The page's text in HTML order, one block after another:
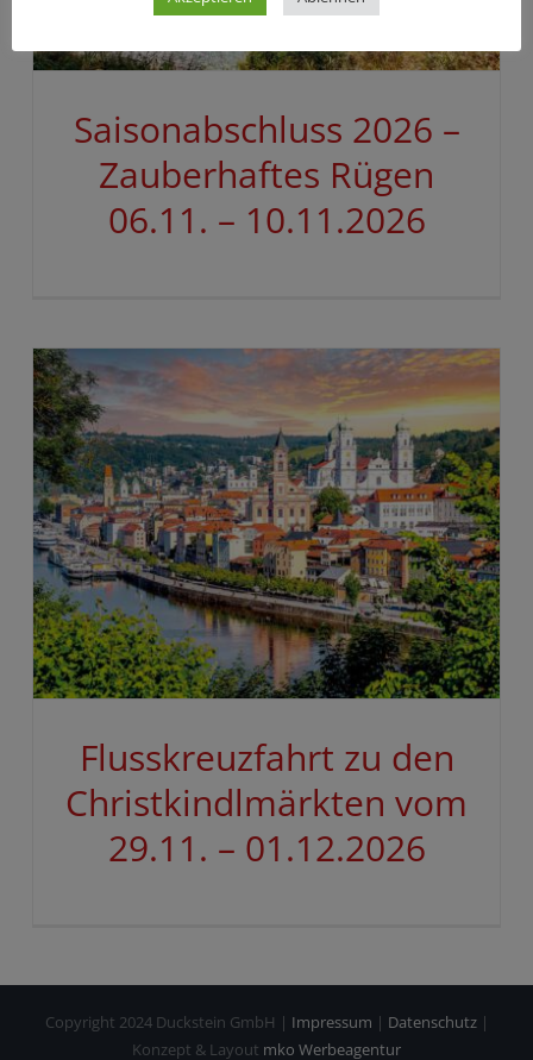
Saisonabschluss 2026 –
Zauberhaftes Rügen
06.11. – 10.11.2026
Flusskreuzfahrt zu den
Christkindlmärkten vom
29.11. – 01.12.2026
Copyright 2024 Duckstein GmbH | Impressum | Datenschutz|
Konzept & Layout mko Werbeagentur